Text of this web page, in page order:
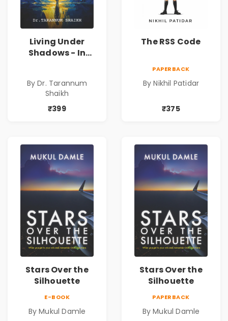
Living Under
Shadows - In
Tarannum Shaikh
| Pre-Order
By Dr. Tarannum
Shaikh
₹399
The RSS Code
PAPERBACK
By Nikhil Patidar
₹375
Stars Over the
Silhouette
E-BOOK
By Mukul Damle
Stars Over the
Silhouette
PAPERBACK
By Mukul Damle